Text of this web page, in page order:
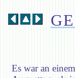
Es war an